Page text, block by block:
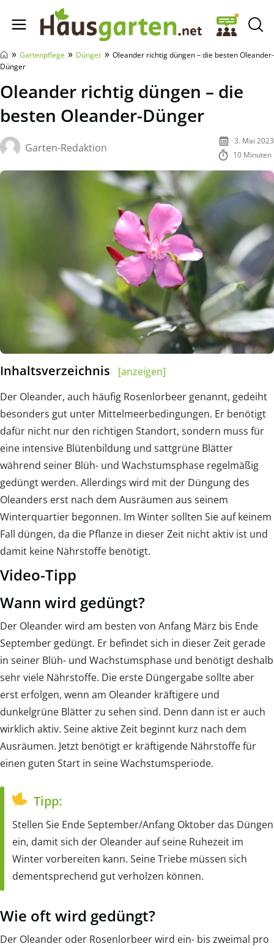
Hausgarten.net
» Gartenpflege » Dünger » Oleander richtig düngen – die besten Oleander-
Dünger
Oleander richtig düngen – die
besten Oleander-Dünger
Garten-Redaktion
3. Mai 2023
10 Minuten
Inhaltsverzeichnis
[anzeigen]
Der Oleander, auch häufig Rosenlorbeer genannt, gedeiht
besonders gut unter Mittelmeerbedingungen. Er benötigt
dafür nicht nur den richtigen Standort, sondern muss für
eine intensive Blütenbildung und sattgrüne Blätter
während seiner Blüh- und Wachstumsphase regelmäßig
gedüngt werden. Allerdings wird mit der Düngung des
Oleanders erst nach dem Ausräumen aus seinem
Winterquartier begonnen. Im Winter sollten Sie auf keinem
Fall düngen, da die Pflanze in dieser Zeit nicht aktiv ist und
damit keine Nährstoffe benötigt.
Video-Tipp
Wann wird gedüngt?
Der Oleander wird am besten von Anfang März bis Ende
September gedüngt. Er befindet sich in dieser Zeit gerade
in seiner Blüh- und Wachstumsphase und benötigt deshalb
sehr viele Nährstoffe. Die erste Düngergabe sollte aber
erst erfolgen, wenn am Oleander kräftigere und
dunkelgrüne Blätter zu sehen sind. Denn dann ist er auch
wirklich aktiv. Seine aktive Zeit beginnt kurz nach dem
Ausräumen. Jetzt benötigt er kräftigende Nährstoffe für
einen guten Start in seine Wachstumsperiode.
Tipp:
Stellen Sie Ende September/Anfang Oktober das Düngen
ein, damit sich der Oleander auf seine Ruhezeit im
Winter vorbereiten kann. Seine Triebe müssen sich
dementsprechend gut verholzen können.
Wie oft wird gedüngt?
Der Oleander oder Rosenlorbeer wird ein- bis zweimal pro